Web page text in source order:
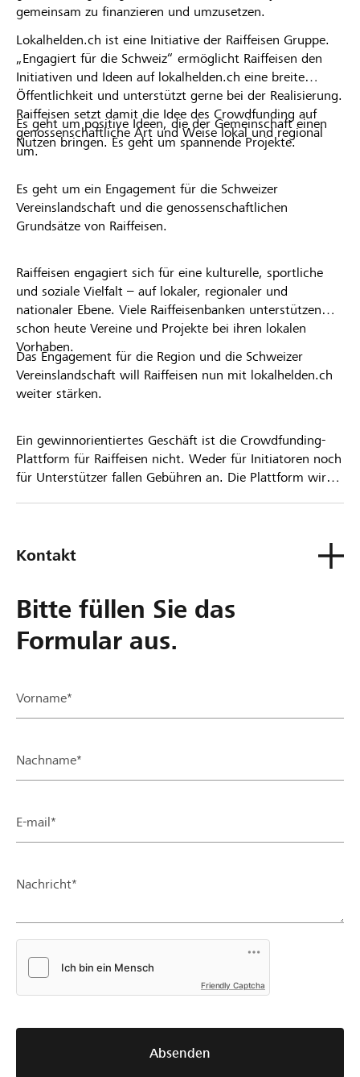
gemeinsam zu finanzieren und umzusetzen.
Lokalhelden.ch ist eine Initiative der Raiffeisen Gruppe.
„Engagiert für die Schweiz“ ermöglicht Raiffeisen den
Initiativen und Ideen auf lokalhelden.ch eine breite
Öffentlichkeit und unterstützt gerne bei der Realisierung.
Raiffeisen setzt damit die Idee des Crowdfunding auf
genossenschaftliche Art und Weise lokal und regional
um.
Es geht um positive Ideen, die der Gemeinschaft einen
Nutzen bringen. Es geht um spannende Projekte.
Es geht um ein Engagement für die Schweizer
Vereinslandschaft und die genossenschaftlichen
Grundsätze von Raiffeisen.
Raiffeisen engagiert sich für eine kulturelle, sportliche
und soziale Vielfalt – auf lokaler, regionaler und
nationaler Ebene. Viele Raiffeisenbanken unterstützen
schon heute Vereine und Projekte bei ihren lokalen
Vorhaben.
Das Engagement für die Region und die Schweizer
Vereinslandschaft will Raiffeisen nun mit lokalhelden.ch
weiter stärken.
Ein gewinnorientiertes Geschäft ist die Crowdfunding-
Plattform für Raiffeisen nicht. Weder für Initiatoren noch
für Unterstützer fallen Gebühren an. Die Plattform wird
Kontakt
Bitte füllen Sie das
Formular aus.
Vorname*
Nachname*
E-mail*
Nachricht*
Friendly Captcha
Absenden